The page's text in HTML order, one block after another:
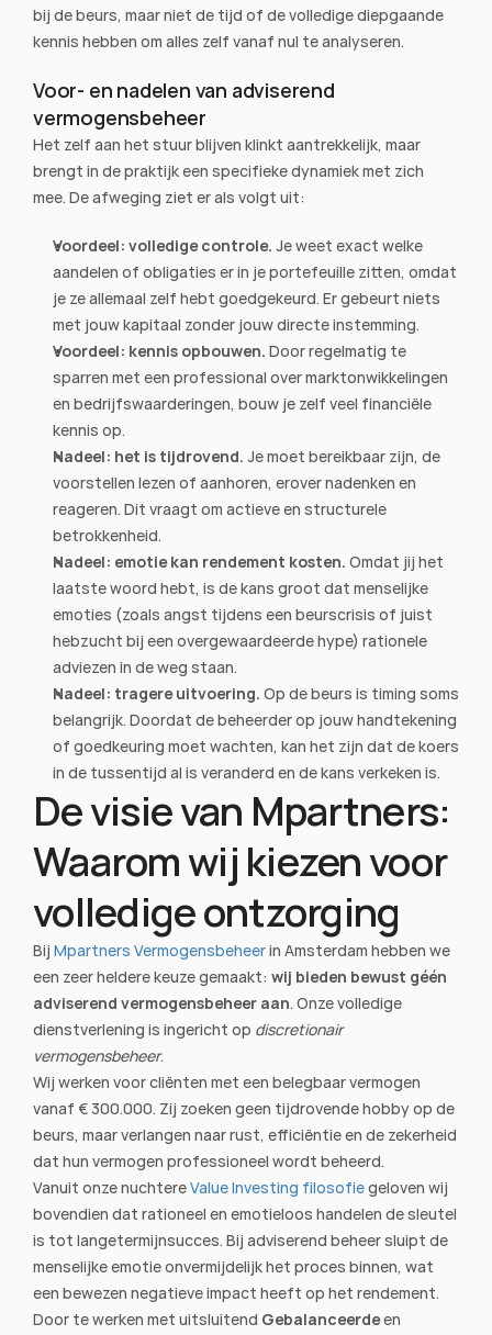
bij de beurs, maar niet de tijd of de volledige diepgaande
kennis hebben om alles zelf vanaf nul te analyseren.
Voor- en nadelen van adviserend
vermogensbeheer
Het zelf aan het stuur blijven klinkt aantrekkelijk, maar
brengt in de praktijk een specifieke dynamiek met zich
mee. De afweging ziet er als volgt uit:
Voordeel: volledige controle. Je weet exact welke
aandelen of obligaties er in je portefeuille zitten, omdat
je ze allemaal zelf hebt goedgekeurd. Er gebeurt niets
met jouw kapitaal zonder jouw directe instemming.
Voordeel: kennis opbouwen. Door regelmatig te
sparren met een professional over marktonwikkelingen
en bedrijfswaarderingen, bouw je zelf veel financiële
kennis op.
Nadeel: het is tijdrovend. Je moet bereikbaar zijn, de
voorstellen lezen of aanhoren, erover nadenken en
reageren. Dit vraagt om actieve en structurele
betrokkenheid.
Nadeel: emotie kan rendement kosten. Omdat jij het
laatste woord hebt, is de kans groot dat menselijke
emoties (zoals angst tijdens een beurscrisis of juist
hebzucht bij een overgewaardeerde hype) rationele
adviezen in de weg staan.
Nadeel: tragere uitvoering. Op de beurs is timing soms
belangrijk. Doordat de beheerder op jouw handtekening
of goedkeuring moet wachten, kan het zijn dat de koers
in de tussentijd al is veranderd en de kans verkeken is.
De visie van Mpartners:
Waarom wij kiezen voor
volledige ontzorging
Bij Mpartners Vermogensbeheer in Amsterdam hebben we
een zeer heldere keuze gemaakt: wij bieden bewust géén
adviserend vermogensbeheer aan. Onze volledige
dienstverlening is ingericht op discretionair
vermogensbeheer.
Wij werken voor cliënten met een belegbaar vermogen
vanaf € 300.000. Zij zoeken geen tijdrovende hobby op de
beurs, maar verlangen naar rust, efficiëntie en de zekerheid
dat hun vermogen professioneel wordt beheerd.
Vanuit onze nuchtere Value Investing filosofie geloven wij
bovendien dat rationeel en emotieloos handelen de sleutel
is tot langetermijnsucces. Bij adviserend beheer sluipt de
menselijke emotie onvermijdelijk het proces binnen, wat
een bewezen negatieve impact heeft op het rendement.
Door te werken met uitsluitend Gebalanceerde